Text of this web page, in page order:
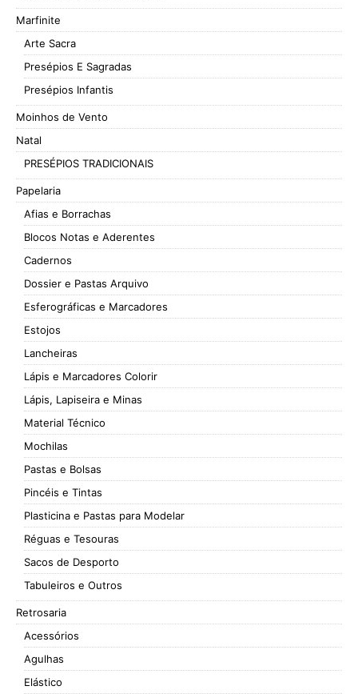
Marfinite
Arte Sacra
Presépios E Sagradas
Presépios Infantis
Moinhos de Vento
Natal
PRESÉPIOS TRADICIONAIS
Papelaria
Afias e Borrachas
Blocos Notas e Aderentes
Cadernos
Dossier e Pastas Arquivo
Esferográficas e Marcadores
Estojos
Lancheiras
Lápis e Marcadores Colorir
Lápis, Lapiseira e Minas
Material Técnico
Mochilas
Pastas e Bolsas
Pincéis e Tintas
Plasticina e Pastas para Modelar
Réguas e Tesouras
Sacos de Desporto
Tabuleiros e Outros
Retrosaria
Acessórios
Agulhas
Elástico